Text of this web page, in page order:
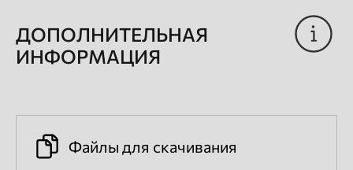
ДОПОЛНИТЕЛЬНАЯ
ИНФОРМАЦИЯ
Файлы для скачивания